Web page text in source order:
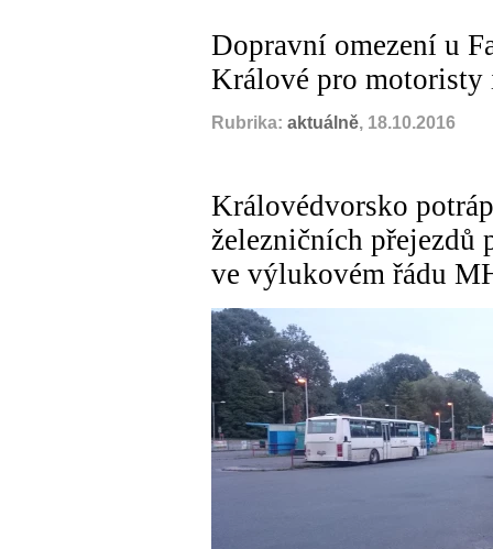
Dopravní omezení u
Králové pro motoristy
Rubrika: aktuálně, 18.10.2016
Královédvorsko
železničních přejezdů
ve výlukovém řádu